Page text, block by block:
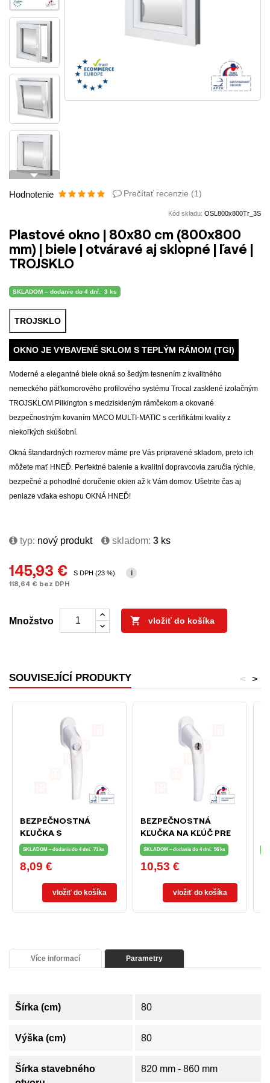
arrow_drop_down
Hodnotenie Prečítať recenzie (1)
Kód skladu: OSL800x800Tr_3S
Plastové okno | 80x80 cm (800x800
mm) | biele | otváravé aj sklopné | ľavé |
TROJSKLO
SKLADOM – dodanie do 4 dní. 3 ks
TROJSKLO
OKNO JE VYBAVENÉ SKLOM S TEPLÝM RÁMOM (TGI)
Moderné a elegantné biele okná so šedým tesnením z kvalitného
nemeckého päťkomorového profilového systému Trocal zasklené izolačným
TROJSKLOM Pilkington s medziskleným rámčekom a okované
bezpečnostným kovaním MACO MULTI-MATIC s certifikátmi kvality z
niekoľkých skúšobní.
Okná štandardných rozmerov máme pre Vás pripravené skladom, preto ich
môžete mať HNEĎ. Perfektné balenie a kvalitní dopravcovia zaručia rýchle,
bezpečné a pohodlné doručenie okien až k Vám domov. Ušetrite čas aj
peniaze vďaka eshopu OKNÁ HNEĎ!
typ: nový produkt skladom: 3 ks
145,93 €
118,64 € bez DPH
S DPH (23 %) i
Množstvo  vložiť do košíka
SOUVISEJÍCÍ PRODUKTY >
<
BEZPEČNOSTNÁ
KĽUČKA S
UZAMYKACÍM
TLAČIDLOM PRE OKNÁ
A TERASOVÉ DVERE
BIELA
SKLADOM – dodanie do 4 dní. 71 ks
Cena
8,09 €
vložiť do košíka
BEZPEČNOSTNÁ
KĽUČKA NA KĽÚČ PRE
OKNÁ A TERASOVÉ
DVERE BIELA
SKLADOM – dodanie do 4 dní. 56 ks
Cena
10,53 €
vložiť do košíka
Více informací Parametry
Šírka (cm) 80
Výška (cm) 80
Šírka stavebného
820 mm - 860 mm